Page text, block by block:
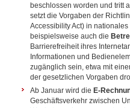
beschlossen worden und tritt
setzt die Vorgaben der
Accessibility Act) in
beispielsweise auch die
Barrierefreiheit ihres
Informationen und
zugänglich sein, etwa mit
der gesetzlichen Vorgaben
Ab Januar wird die E-
Geschäftsverkehr zwischen